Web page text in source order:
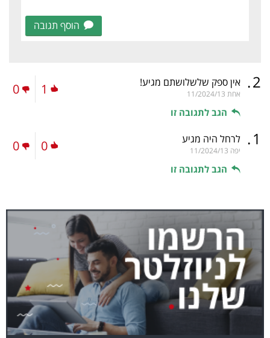
הוסף תגובה
2
. אין ספק שלשלושתם מגיע!
אחת 11/2024/13
הגב לתגובה זו
1
0
1
. לרחל היה מגיע
יפה 11/2024/13
הגב לתגובה זו
0
0